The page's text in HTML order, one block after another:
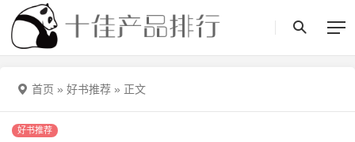
首页 » 好书推荐 » 正文
好书推荐